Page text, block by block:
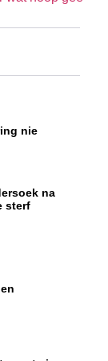
nie
na
sterf